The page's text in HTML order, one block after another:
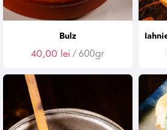
Bulz
40,00 lei / 600gr